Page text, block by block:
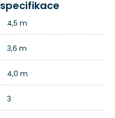
specifikace
4,5 m
3,6 m
4,0 m
3